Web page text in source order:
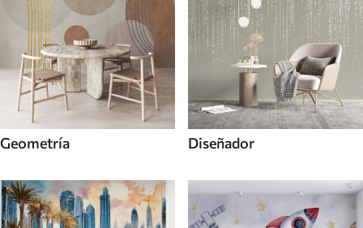
Geometría Diseñador